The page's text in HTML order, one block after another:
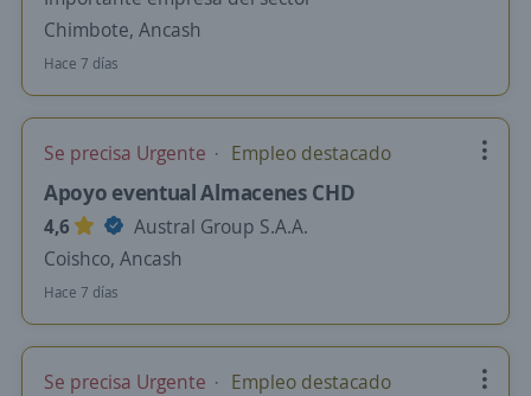
Chimbote, Ancash
Hace 7 días
Se precisa Urgente Empleo destacado
Apoyo eventual Almacenes CHD
4,6
Austral Group S.A.A.
Coishco, Ancash
Hace 7 días
Se precisa Urgente Empleo destacado